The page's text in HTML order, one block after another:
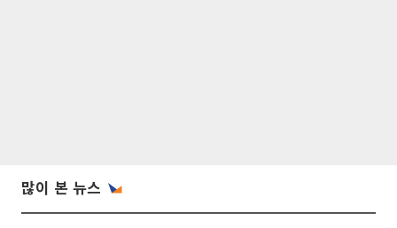
많이 본 뉴스